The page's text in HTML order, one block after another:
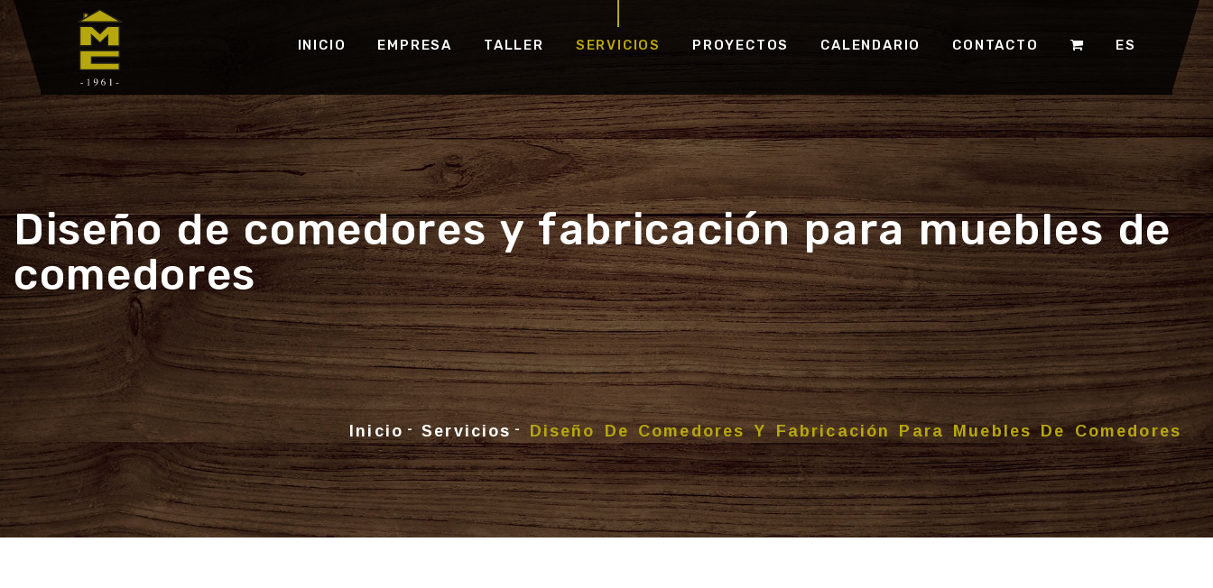
INICIO EMPRESA TALLER SERVICIOS PROYECTOS CALENDARIO CONTACTO ES
Diseño de comedores y fabricación para muebles de
comedores
Inicio Servicios Diseño De Comedores Y Fabricación Para Muebles De Comedores